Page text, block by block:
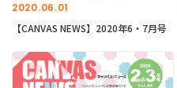
2020.06.01
【CANVAS NEWS】2020年6・7月号